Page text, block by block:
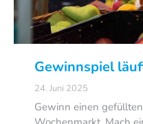
Gewinnspiel
24. Juni 2025
Gewinn einen